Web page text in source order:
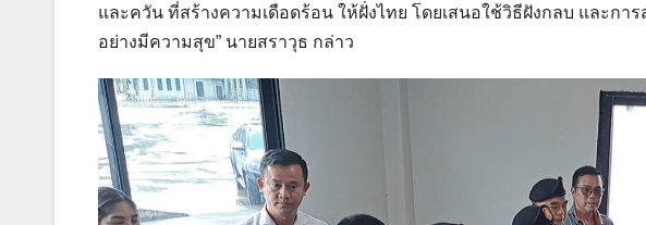
และควัน ที่สร้างความเดือดร้อน ให้ฝั่งไทย โดยเสนอใช้วิธีฝังกลบ และกา
อย่างมีความสุข” นายสราวุธ กล่าว